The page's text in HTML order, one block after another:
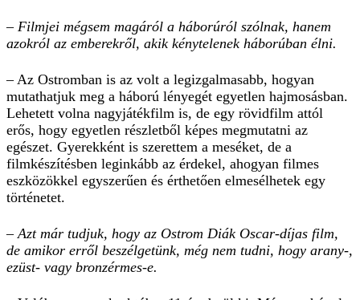
– Filmjei mégsem magáról a háborúról szólnak, hanem
azokról az emberekről, akik kénytelenek háborúban élni.
– Az Ostromban is az volt a legizgalmasabb, hogyan
mutathatjuk meg a háború lényegét egyetlen hajmosásban.
Lehetett volna nagyjátékfilm is, de egy rövidfilm attól
erős, hogy egyetlen részletből képes megmutatni az
egészet. Gyerekként is szerettem a meséket, de a
filmkészítésben leginkább az érdekel, ahogyan filmes
eszközökkel egyszerűen és érthetően elmesélhetek egy
történetet.
– Azt már tudjuk, hogy az Ostrom Diák Oscar-díjas film,
de amikor erről beszélgetünk, még nem tudni, hogy arany-,
ezüst- vagy bronzérmes-e.